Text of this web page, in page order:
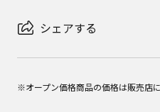
シェアする
※オープン価格商品の価格は販売店